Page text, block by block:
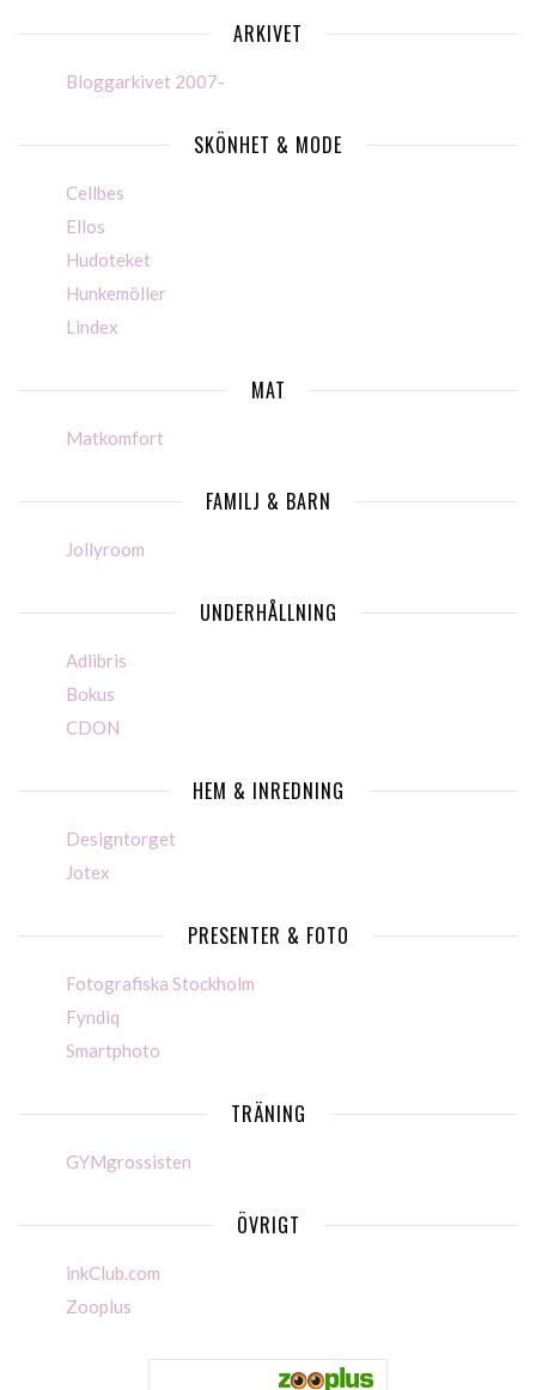
ARKIVET
Bloggarkivet 2007-
SKÖNHET & MODE
Cellbes
Ellos
Hudoteket
Hunkemöller
Lindex
MAT
Matkomfort
FAMILJ & BARN
Jollyroom
UNDERHÅLLNING
Adlibris
Bokus
CDON
HEM & INREDNING
Designtorget
Jotex
PRESENTER & FOTO
Fotografiska Stockholm
Fyndiq
Smartphoto
TRÄNING
GYMgrossisten
ÖVRIGT
inkClub.com
Zooplus